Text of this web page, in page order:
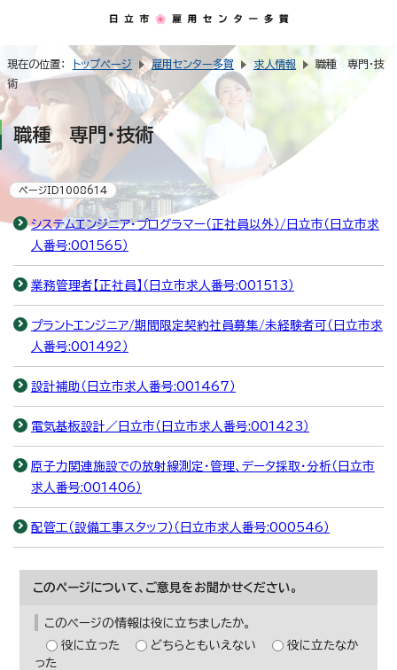
現在の位置： トップページ 雇用センター多賀 求人情報
職種 専門・技
術
職種 専門・技術
ページID1008614
システムエンジニア・プログラマー（正社員以外）/日立市（日立市求
人番号:001565）
業務管理者【正社員】（日立市求人番号:001513）
プラントエンジニア/期間限定契約社員募集/未経験者可（日立市求
人番号:001492）
設計補助（日立市求人番号:001467）
電気基板設計／日立市（日立市求人番号:001423）
原子力関連施設での放射線測定・管理、データ採取・分析（日立市
求人番号:001406）
配管工（設備工事スタッフ）（日立市求人番号:000546）
このページについて、ご意見をお聞かせください。
このページの情報は役に立ちましたか。
役に立った
どちらともいえない
役に立たなか
った